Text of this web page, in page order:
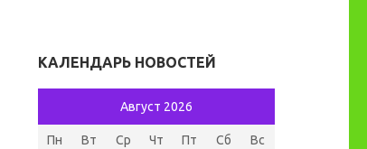
КАЛЕНДАРЬ НОВОСТЕЙ
Август 2026
Пн Вт Ср Чт Пт Сб Вс